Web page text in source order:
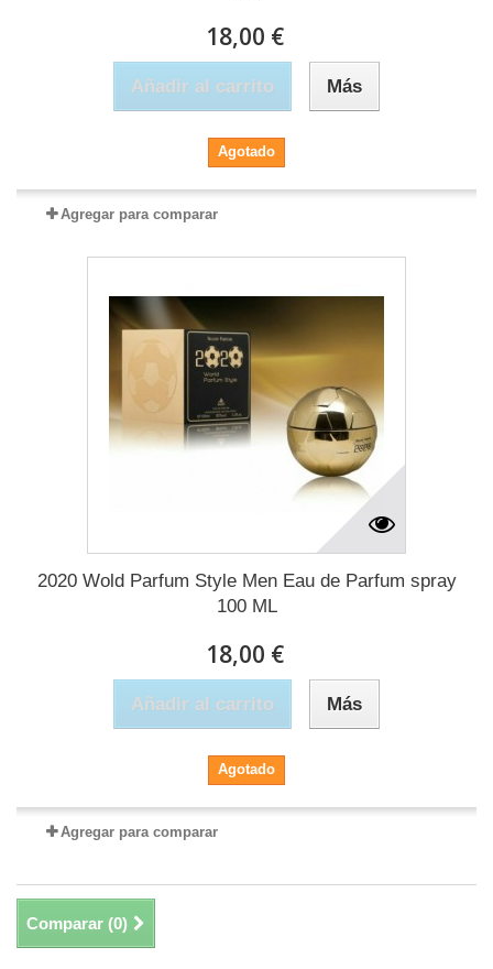
18,00 €
Añadir al carrito Más
Agotado
Agregar para comparar
2020 Wold Parfum Style Men Eau de Parfum spray
100 ML
18,00 €
Añadir al carrito Más
Agotado
Agregar para comparar
Comparar (0)